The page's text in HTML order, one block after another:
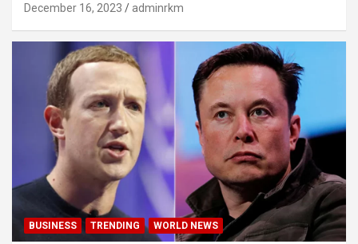
December 16, 2023 adminrkm
BUSINESS TRENDING WORLD NEWS